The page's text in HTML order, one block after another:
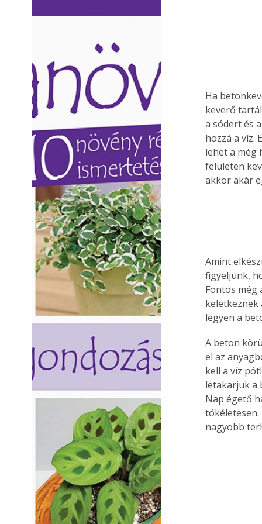
Ha
keverő
a sódert és
hozzá a víz.
lehet a még
felületen
akkor akár
Amint
figyeljünk,
Fontos még
keletkeznek
legyen a
A beton
el az
kell a víz
letakarjuk a
Nap égető
tökéletesen.
nagyobb